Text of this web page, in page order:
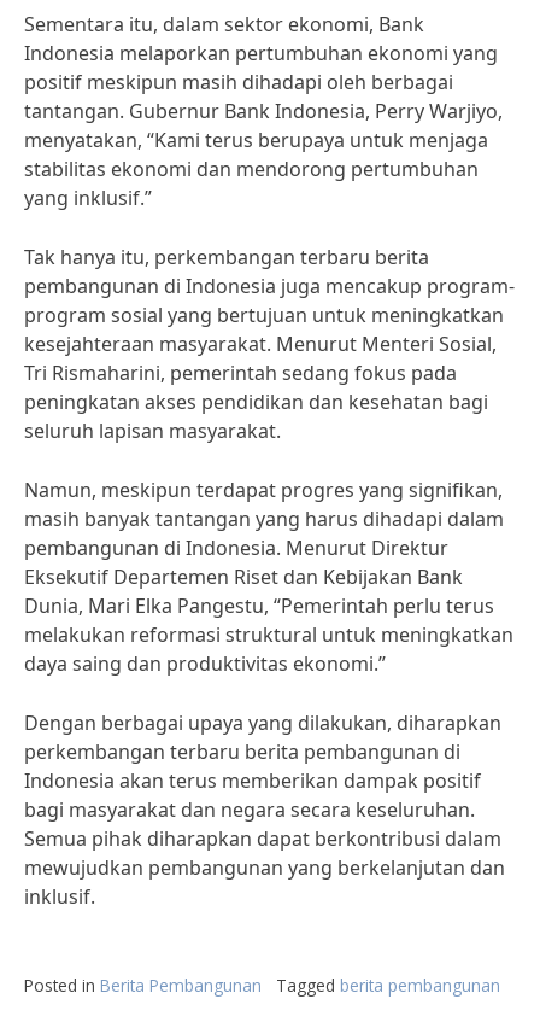
Sementara itu, dalam sektor ekonomi, Bank
Indonesia melaporkan pertumbuhan ekonomi yang
positif meskipun masih dihadapi oleh berbagai
tantangan. Gubernur Bank Indonesia, Perry Warjiyo,
menyatakan, “Kami terus berupaya untuk menjaga
stabilitas ekonomi dan mendorong pertumbuhan
yang inklusif.”
Tak hanya itu, perkembangan terbaru berita
pembangunan di Indonesia juga mencakup program-
program sosial yang bertujuan untuk meningkatkan
kesejahteraan masyarakat. Menurut Menteri Sosial,
Tri Rismaharini, pemerintah sedang fokus pada
peningkatan akses pendidikan dan kesehatan bagi
seluruh lapisan masyarakat.
Namun, meskipun terdapat progres yang signifikan,
masih banyak tantangan yang harus dihadapi dalam
pembangunan di Indonesia. Menurut Direktur
Eksekutif Departemen Riset dan Kebijakan Bank
Dunia, Mari Elka Pangestu, “Pemerintah perlu terus
melakukan reformasi struktural untuk meningkatkan
daya saing dan produktivitas ekonomi.”
Dengan berbagai upaya yang dilakukan, diharapkan
perkembangan terbaru berita pembangunan di
Indonesia akan terus memberikan dampak positif
bagi masyarakat dan negara secara keseluruhan.
Semua pihak diharapkan dapat berkontribusi dalam
mewujudkan pembangunan yang berkelanjutan dan
inklusif.
Posted in Berita Pembangunan Tagged berita pembangunan